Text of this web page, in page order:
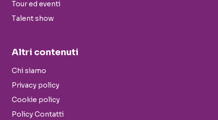
Tour ed eventi
Talent show
Altri contenuti
Chi siamo
Privacy policy
Cookie policy
Policy Contatti